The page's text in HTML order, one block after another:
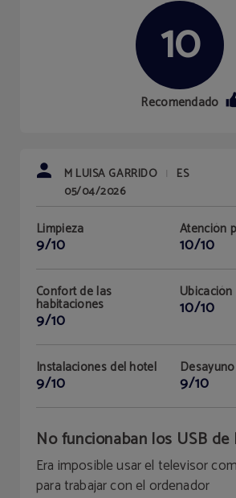
10
Recomendado
M LUISA GARRIDO |
ES
05/04/2026
Limpieza
9/10
Atención
10/10
Confort de las
habitaciones
9/10
Ubicación
10/10
Instalaciones del hotel
9/10
Desayuno
9/10
No funcionaban los USB
Era imposible usar el televisor
para trabajar con el ordenador